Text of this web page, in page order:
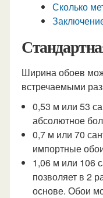
Сколько
Ширина обоев
встречаемыми
0,53 м или 53
абсолютное
0,7 м или 70
импортные
1,06 м или 106
позволяет в 2
основе. Обои